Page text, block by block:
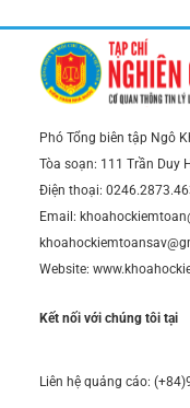
Phó Tổng biên tập Ngô
Tòa soạn: 111 Trần Duy
Điện thoại:
Email:
Website:
Kết nối với chúng tôi tại
Liên hệ quảng cáo: